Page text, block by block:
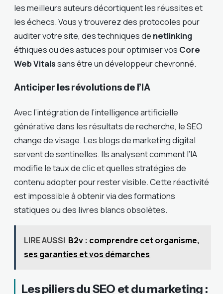
les meilleurs auteurs décortiquent les réussites et
les échecs. Vous y trouverez des protocoles pour
auditer votre site, des techniques de netlinking
éthiques ou des astuces pour optimiser vos Core
Web Vitalssans être un développeur chevronné.
Anticiper les révolutions de l’IA
Avec l’intégration de l’intelligence artificielle
générative dans les résultats de recherche, le SEO
change de visage. Les blogs de marketing digital
servent de sentinelles. Ils analysent comment l’IA
modifie le taux de clic et quelles stratégies de
contenu adopter pour rester visible. Cette réactivité
est impossible à obtenir via des formations
statiques ou des livres blancs obsolètes.
LIRE AUSSI B2v : comprendre cet organisme,
ses garanties et vos démarches
Les piliers du SEO et du marketing :